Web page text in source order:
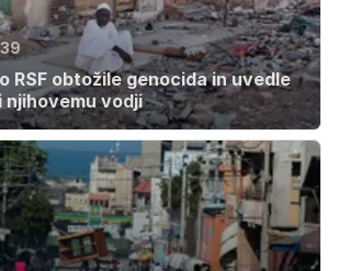
RSF obtožile genocida in uvedle
vodji